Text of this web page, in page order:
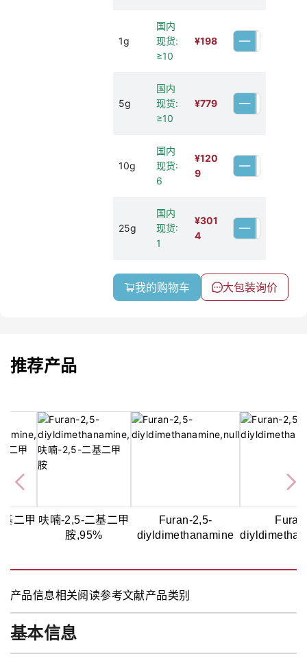
1g
国内
现货:
≥10
¥198
5g
国内
现货:
≥10
¥779
10g
国内
现货:
6
¥120
9
25g
国内
现货:
1
¥301
4
我的购物车 大包装询价
推荐产品
二甲 呋喃-2,5-二基二甲
胺,95%
Furan-2,5-
diyldimethanamine
产品信息相关阅读参考文献产品类别
基本信息